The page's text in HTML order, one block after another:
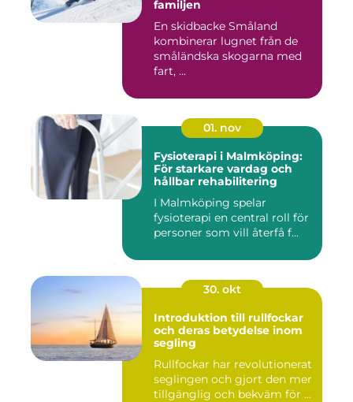
familjen
En skidbacke Småland
kombinerar lugnet från de
småländska skogarna med
fart, ...
01. nov
Fysioterapi i Malmköping:
För starkare vardag och
hållbar rehabilitering
I Malmköping spelar
fysioterapi en central roll för
personer som vill återfå f...
30. okt
Introduktion till rullfockar
och deras betydelse inom
segling
Rullfockar har revolutionerat
seglingen och gjort den mer
tillgänglig och bekväm för ...